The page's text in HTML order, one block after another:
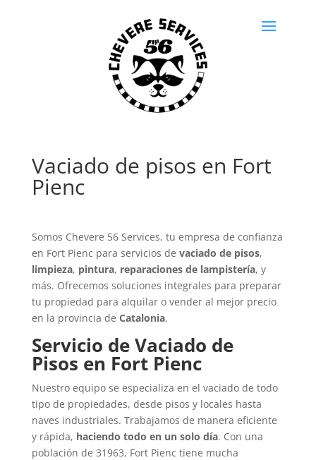
Vaciado de pisos en Fort
Pienc
Somos Chevere 56 Services, tu empresa de confianza
en Fort Pienc para servicios de vaciado de pisos,
limpieza, pintura, reparaciones de lampistería, y
más. Ofrecemos soluciones integrales para preparar
tu propiedad para alquilar o vender al mejor precio
en la provincia de Catalonia.
Servicio de Vaciado de
Pisos en Fort Pienc
Nuestro equipo se especializa en el vaciado de todo
tipo de propiedades, desde pisos y locales hasta
naves industriales. Trabajamos de manera eficiente
y rápida, haciendo todo en un solo día. Con una
población de 31963, Fort Pienc tiene mucha